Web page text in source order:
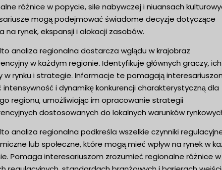
różnice w popycie, sile nabywczej i niuansach
mogą podejmować świadome decyzje dotyczące
na rynek, ekspansji i alokacji zasobów.
analiza regionalna dostarcza wglądu w krajobraz
w każdym regionie. Identyfikuje głównych graczy, ich
w rynku i strategie. Informacje te pomagają
intensywność i dynamikę konkurencji charakterystyczną dla
regionu, umożliwiając im opracowanie strategii
dostosowanych do lokalnych warunków
analiza regionalna podkreśla wszelkie czynniki
lub społeczne, które mogą mieć wpływ na rynek w
Pomaga interesariuszom zrozumieć regionalne różnice w